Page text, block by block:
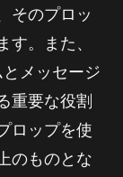
そのプロッ
す。また、
メッセージ
重要な役割
ロップを使
のものとな